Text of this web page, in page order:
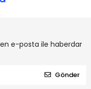
e-posta ile haberdar
Gönder